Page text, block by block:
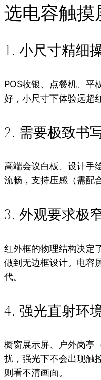
选电容触摸
1. 小尺寸精细
POS收银、点餐机、平
好，小尺寸下体验远超
2. 需要极致书
高端会议白板、设计手
流畅，支持压感（需配
3. 外观要求极
红外框的物理结构决定
做到无边框设计。电容
代。
4. 强光直射环
橱窗展示屏、户外岗亭
扰，强光下不会出现触
则看不清画面。